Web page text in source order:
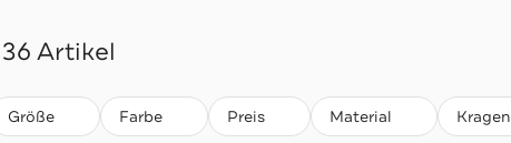
36 Artikel
Größe Farbe Preis Material Kragen